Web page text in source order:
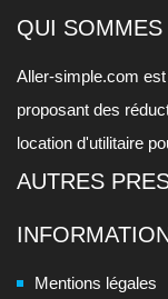
QUI
Aller-simple.com
proposant des
location d'utilitaire
AUTRES
Mentions légales